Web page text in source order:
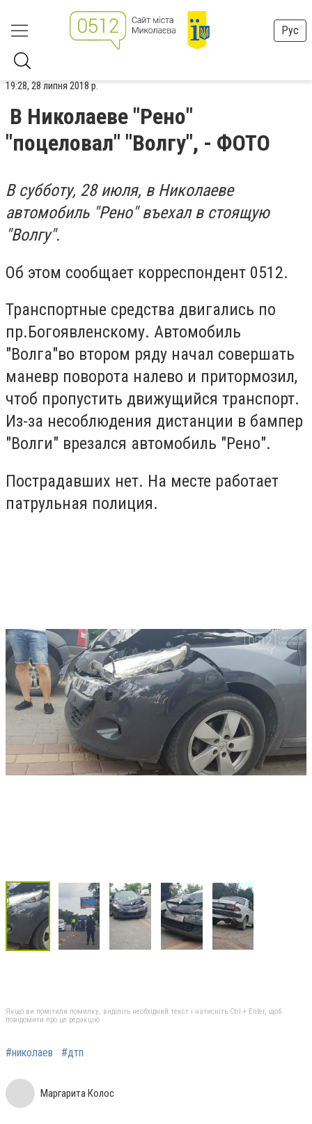
Рус
19:28, 28 липня 2018 р.
В Николаеве "Рено"
"поцеловал" "Волгу", - ФОТО
В субботу, 28 июля, в Николаеве
автомобиль "Рено" въехал в стоящую
"Волгу".
Об этом сообщает корреспондент 0512.
Транспортные средства двигались по
пр.Богоявленскому. Автомобиль
"Волга"во втором ряду начал совершать
маневр поворота налево и притормозил,
чтоб пропустить движущийся транспорт.
Из-за несоблюдения дистанции в бампер
"Волги" врезался автомобиль "Рено".
Пострадавших нет. На месте работает
патрульная полиция.
Якщо ви помітили помилку, виділіть необхідний текст і натисніть Ctrl + Enter, щоб
повідомити про це редакцію
#николаев #дтп
Маргарита Колос